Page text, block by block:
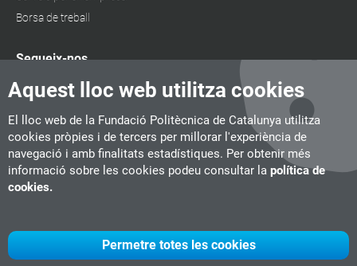
Aquest lloc web utilitza cookies
El lloc web de la Fundació Politècnica de Catalunya utilitza
cookies pròpies i de tercers per millorar l'experiència de
navegació i amb finalitats estadístiques. Per obtenir més
informació sobre les cookies podeu consultar la política de
cookies.
Permetre totes les cookies
Borsa de treball
Segueix-nos